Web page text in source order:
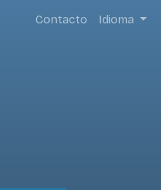
Contacto Idioma